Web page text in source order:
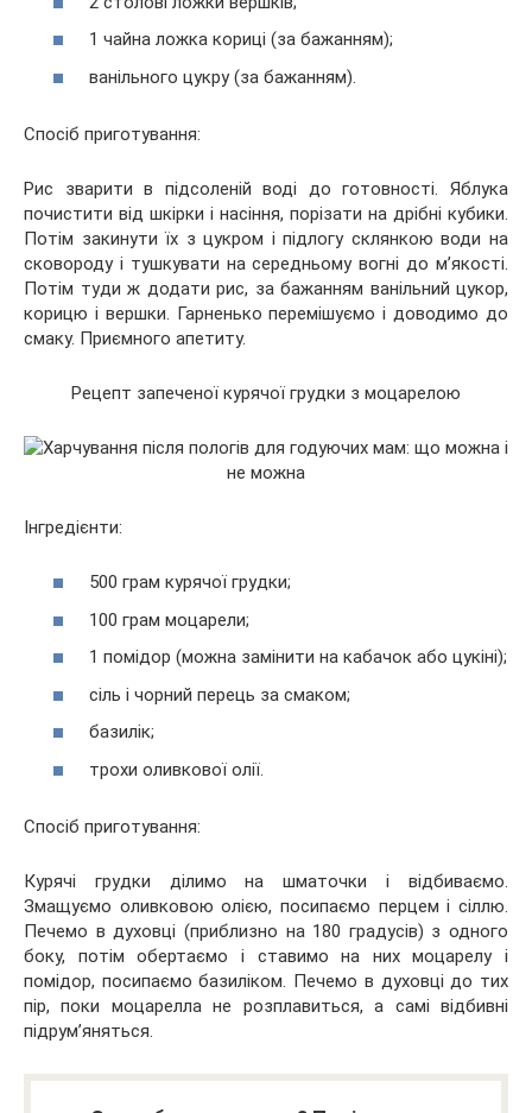
1 чайна ложка кориці (за бажанням);
ванільного цукру (за бажанням).
Спосіб приготування:
Рис зварити в підсоленій воді до готовності. Яблука
почистити від шкірки і насіння, порізати на дрібні кубики.
Потім закинути їх з цукром і підлогу склянкою води на
сковороду і тушкувати на середньому вогні до м’якості.
Потім туди ж додати рис, за бажанням ванільний цукор,
корицю і вершки. Гарненько перемішуємо і доводимо до
смаку. Приємного апетиту.
Рецепт запеченої курячої грудки з моцарелою
Інгредієнти:
500 грам курячої грудки;
100 грам моцарели;
1 помідор (можна замінити на кабачок або цукіні);
сіль і чорний перець за смаком;
базилік;
трохи оливкової олії.
Спосіб приготування:
Курячі грудки ділимо на шматочки і відбиваємо.
Змащуємо оливковою олією, посипаємо перцем і сіллю.
Печемо в духовці (приблизно на 180 градусів) з одного
боку, потім обертаємо і ставимо на них моцарелу і
помідор, посипаємо базиліком. Печемо в духовці до тих
пір, поки моцарелла не розплавиться, а самі відбивні
підрум’яняться.